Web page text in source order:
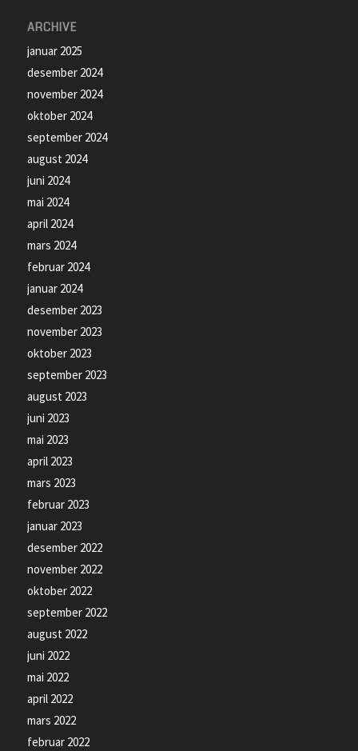
ARCHIVE
januar 2025
desember 2024
november 2024
oktober 2024
september 2024
august 2024
juni 2024
mai 2024
april 2024
mars 2024
februar 2024
januar 2024
desember 2023
november 2023
oktober 2023
september 2023
august 2023
juni 2023
mai 2023
april 2023
mars 2023
februar 2023
januar 2023
desember 2022
november 2022
oktober 2022
september 2022
august 2022
juni 2022
mai 2022
april 2022
mars 2022
februar 2022